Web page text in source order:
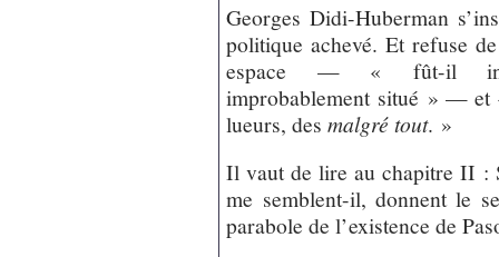
Georges Didi-Huberman
politique achevé. Et refuse
espace — « fût-il
improbablement situé » — et
lueurs, desmalgré tout. »
Il vaut de lire au chapitre II :
me semblent-il, donnent le
parabole de l’existence de